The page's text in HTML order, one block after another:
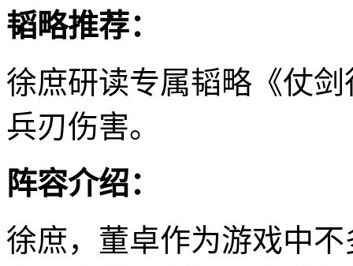
韬略推荐：
徐庶研读专属韬略《仗
兵刃伤害。
阵容介绍：
徐庶，董卓作为游戏中